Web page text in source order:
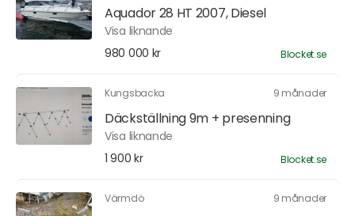
Aquador 28 HT 2007, Diesel
Visa liknande
980 000 kr
Blocket.se
Kungsbacka 9 månader
Däckställning 9m + presenning
Visa liknande
1 900 kr
Blocket.se
Värmdö 9 månader